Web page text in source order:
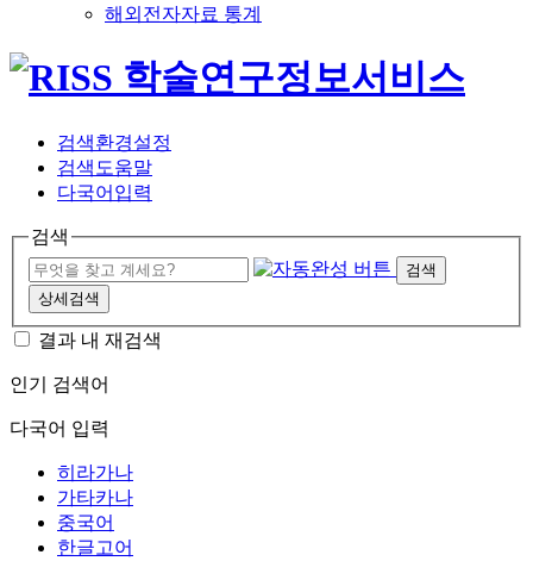
해외전자자료 통계
검색환경설정
검색도움말
다국어입력
검색
검색
상세검색
결과 내 재검색
인기 검색어
다국어 입력
히라가나
가타카나
중국어
한글고어